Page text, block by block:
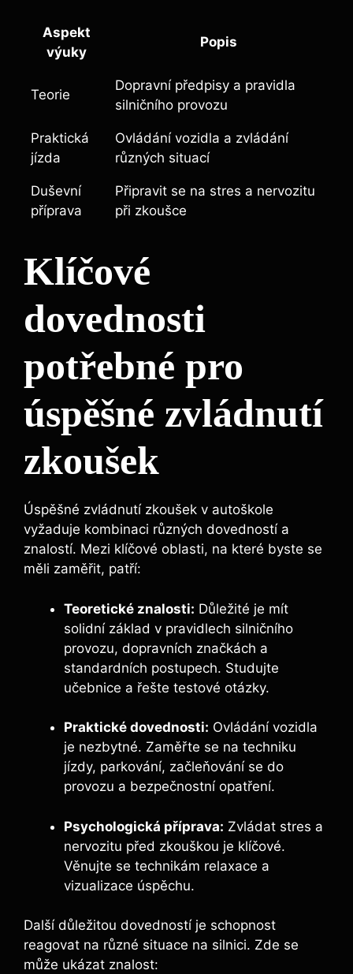
Aspekt
výuky
Popis
Teorie
Dopravní předpisy a pravidla
silničního provozu
Praktická
jízda
Ovládání vozidla a zvládání
různých situací
Duševní
příprava
Připravit se na stres a nervozitu
při zkoušce
Klíčové
dovednosti
potřebné pro
úspěšné zvládnutí
zkoušek
Úspěšné zvládnutí zkoušek v autoškole
vyžaduje kombinaci různých dovedností a
znalostí. Mezi klíčové oblasti, na které byste se
měli zaměřit, patří:
Teoretické znalosti: Důležité je mít
solidní základ v pravidlech silničního
provozu, dopravních značkách a
standardních postupech. Studujte
učebnice a řešte testové otázky.
Praktické dovednosti: Ovládání vozidla
je nezbytné. Zaměřte se na techniku
jízdy, parkování, začleňování se do
provozu a bezpečnostní opatření.
Psychologická příprava: Zvládat stres a
nervozitu před zkouškou je klíčové.
Věnujte se technikám relaxace a
vizualizace úspěchu.
Další důležitou dovedností je schopnost
reagovat na různé situace na silnici. Zde se
může ukázat znalost: